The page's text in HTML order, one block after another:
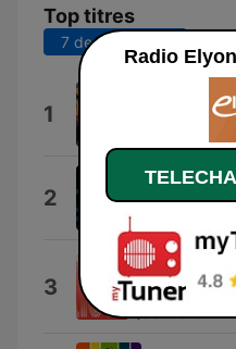
Top titres
7 derniers jours
1 Gospel
2 Présent
3
Aime Le
(feat.
Sebastian
Radio